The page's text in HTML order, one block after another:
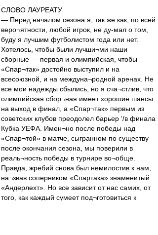
СЛОВО ЛАУРЕАТУ
— Перед началом сезона я, так же как, по всей
веро¬ятности, любой игрок, не ду-мал о том,
буду я лучшим футболистом года или нет.
Хотелось, чтобы были лучши¬ми наши
сборные — первая и олимпийская, чтобы
«Спар¬так» достойно выступил и на
всесоюзной, и на междуна¬родной аренах. Не
все мои надежды сбылись, но я сча¬стлив, что
олимпийская сбор¬ная имеет хорошие шансы
на выход в финал, а «Спар¬так» первым из
советских клубов преодолел барьер ‘/в финала
Кубка УЕФА. Имен¬но после победы над
«Спар¬той» в матче, сыгранном по существу
после окончания сезона, мы поверили в
реаль¬ность победы в турнире во¬обще.
Правда, жребий снова был немилостив к нам,
на¬звав соперником «Спартака» знаменитый
«Андерлехт». Но все зависит от нас самих, от
того, как каждый сумеет под¬готовиться к